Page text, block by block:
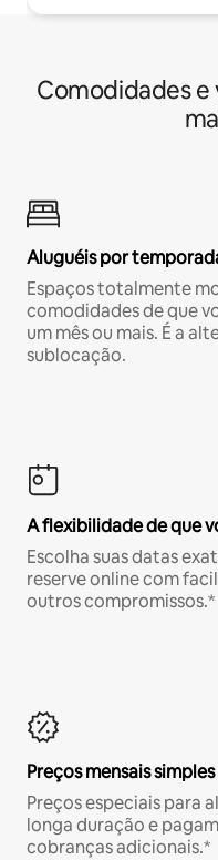
Comodidades e
Aluguéis por
Espaços totalmente
comodidades de que
um mês ou mais. É a
sublocação.
A flexibilidade de que
Escolha suas datas
reserve online com
outros compromissos.*
Preços mensais simples
Preços especiais para
longa duração e
cobranças adicionais.*